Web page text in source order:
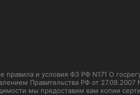
и условия ФЗ РФ N171 О
Правительства РФ от
мы предоставим вам копии